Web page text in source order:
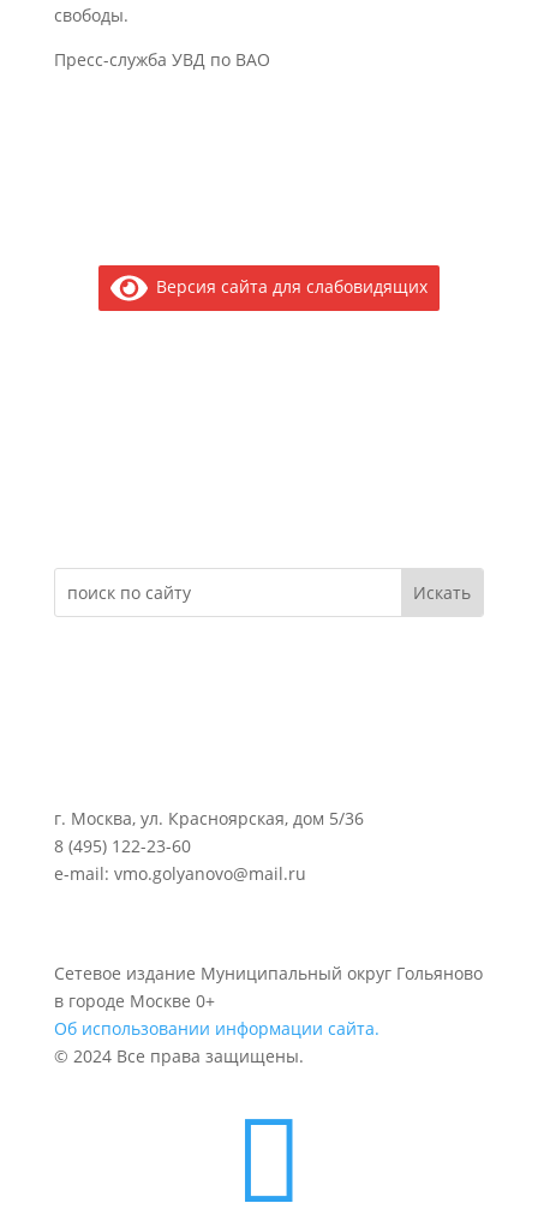
свободы.
Пресс-служба УВД по ВАО
Версия сайта для слабовидящих
г. Москва, ул. Красноярская, дом 5/36
8 (495) 122-23-60
e-mail: vmo.golyanovo@mail.ru
Сетевое издание Муниципальный округ Гольяново
в городе Москве 0+
Об использовании информации сайта.
© 2024 Все права защищены.
